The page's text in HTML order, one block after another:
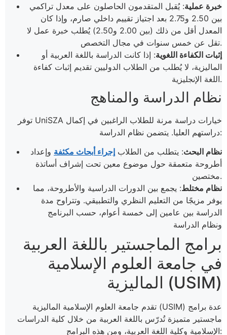
خبرة عملية: يُقبل المتقدمون الحاصلون على معدل تراكمي
بين 2.50 و2.75 بعد اجتياز تقييم داخلي صارم، وإذا كان
المعدل أقل من ذلك (بين 2.00 و2.50) يُطلب خبرة عمل لا
تقل عن خمس سنوات في مجال التخصص.
إثبات الكفاءة اللغوية: إذا كانت الدراسة باللغة العربية أو
الماليزية، لا يُطلب من الطلاب الدوليين تقديم إثبات كفاءة
اللغة الإنجليزية.
نظام الدراسة والمناهج
توفر UniSZA خيارات دراسة مرنة للطلاب الراغبين في إكمال
دراستهم العليا. يتضمن نظام الدراسة:
نظام البحث: يتطلب من الطلاب إجراء أبحاث مكثفة وإعداد
أطروحة متعمقة حول موضوع معين تحت إشراف أساتذة
مختصين.
نظام مختلط: يجمع بين الدورات الدراسية والأطروحة، مما
يوفر مزيجًا من التعليم النظري والتطبيقي. وتتراوح مدة
الدراسة بين عامين إلى خمسة أعوام، حسب البرنامج
ونظام الدراسة
برامج الماجستير باللغة العربية
في جامعة العلوم الإسلامية
الماليزية (USIM)
تقدم جامعة العلوم الإسلامية الماليزية (USIM) عدة برامج
ماجستير متميزة تُدرّس باللغة العربية من خلال كلية الدراسات
الإسلامية وكلية اللغة العربية، ومن هذه البرامج: